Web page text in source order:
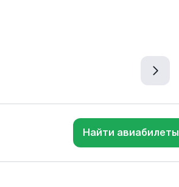
Найти авиабилеты